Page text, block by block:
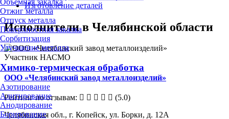
Отжиг металла
Отпуск металла
Поверхностная закалка
Сорбитизация
Улучшение металла
Химико-термическая обработка
Азотирование
Алитирование
Анодирование
Борирование
Изготовление деталей
Исполнители в Челябинской области
Участник НАСМО
ООО «Челябинский завод металлоизделий»
Рейтинг по отзывам:
(5.0)
Челябинская обл., г. Копейск, ул. Борки, д. 12А